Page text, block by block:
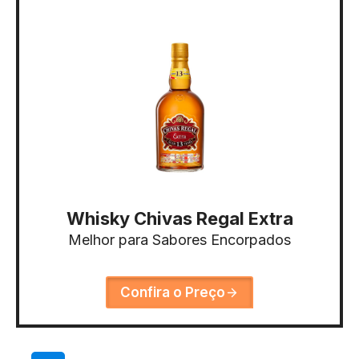
Whisky Chivas Regal Extra
Melhor para Sabores Encorpados
Confira o Preço